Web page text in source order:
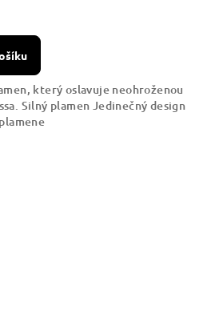
který oslavuje neohroženou
Silný plamen Jedinečný design